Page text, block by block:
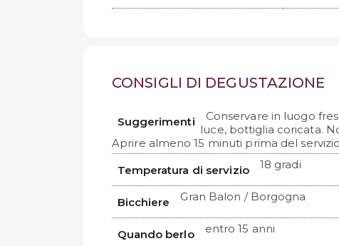
CONSIGLI DI DEGUSTAZIONE
Suggerimenti
Conservare in luogo
luce, bottiglia coricata.
Aprire almeno 15 minuti prima del servizio
Temperatura di servizio
18 gradi
Bicchiere Gran Balon / Borgogna
Quando berlo entro 15 anni